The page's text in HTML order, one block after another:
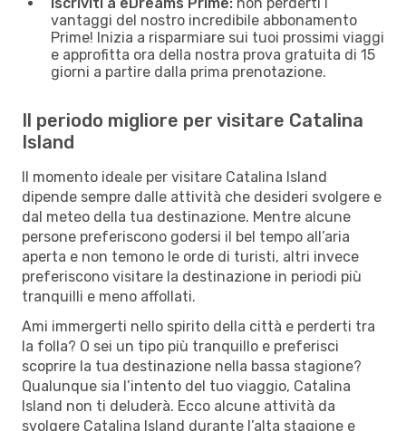
vantaggi del nostro incredibile abbonamento
Prime! Inizia a risparmiare sui tuoi prossimi viaggi
e approfitta ora della nostra prova gratuita di 15
giorni a partire dalla prima prenotazione.
Il periodo migliore per visitare Catalina
Island
Il momento ideale per visitare Catalina Island
dipende sempre dalle attività che desideri svolgere e
dal meteo della tua destinazione. Mentre alcune
persone preferiscono godersi il bel tempo all’aria
aperta e non temono le orde di turisti, altri invece
preferiscono visitare la destinazione in periodi più
tranquilli e meno affollati.
Ami immergerti nello spirito della città e perderti tra
la folla? O sei un tipo più tranquillo e preferisci
scoprire la tua destinazione nella bassa stagione?
Qualunque sia l’intento del tuo viaggio, Catalina
Island non ti deluderà. Ecco alcune attività da
svolgere Catalina Island durante l’alta stagione e